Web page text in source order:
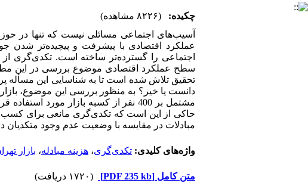
چکیده:
(۸۲۲۶ مشاهده)
آسیب‌های اجتماعی مسائلی نیست که تنها در
عملکرد اقتصادی با پیشرفت و پیچیده‌تر شدن
اجتماعی را گسترده‌تر ساخته است. تکدی‌گری از
سطح عملکرد اقتصادی موضوع بررسی در این
تحقیق تلاش شده است تا به شناسایی این مسأله
دانست یا خیر؟ به منظور بررسی این موضوع،
مشتمل بر 400 نفر از کسبه بازار
حاکی از این است که تکدی‌گری مانعی برای کسب
مبادلات در مقایسه با وضعیت عدم وجود متکدیان در
واژه‌های کلیدی: تکدی‌گری، هزینه مبادله، بازار
متن کامل [PDF 235 kb]
(۱۷۲۰ دریافت)